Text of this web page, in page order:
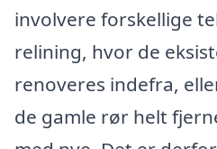
involvere forskellige
relining, hvor de
renoveres indefra,
de gamle rør helt